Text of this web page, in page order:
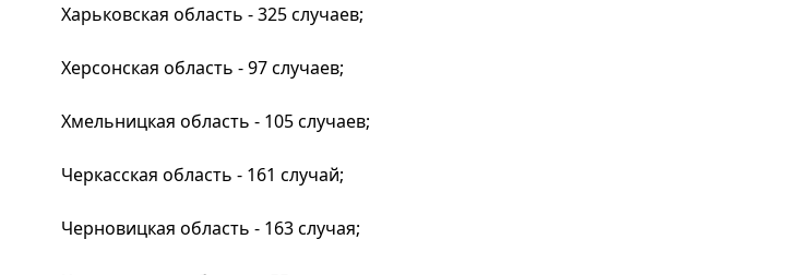
Харьковская область - 325 случаев;
Херсонская область - 97 случаев;
Хмельницкая область - 105 случаев;
Черкасская область - 161 случай;
Черновицкая область - 163 случая;